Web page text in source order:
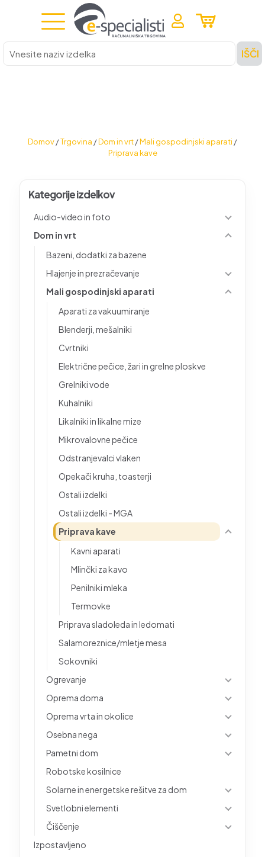
Vnesite
naziv
izdelka
IŠČI
Domov/Trgovina /Dom in vrt/Mali gospodinjski aparati /
Priprava kave
Kategorije izdelkov
Audio-video in foto
Dom in vrt
Bazeni, dodatki za bazene
Hlajenje in prezračevanje
Mali gospodinjski aparati
Aparati za vakuumiranje
Blenderji, mešalniki
Cvrtniki
Električne pečice, žari in grelne ploskve
Grelniki vode
Kuhalniki
Likalniki in likalne mize
Mikrovalovne pečice
Odstranjevalci vlaken
Opekači kruha, toasterji
Ostali izdelki
Ostali izdelki - MGA
Priprava kave
Kavni aparati
Mlinčki za kavo
Penilniki mleka
Termovke
Priprava sladoleda in ledomati
Salamoreznice/mletje mesa
Sokovniki
Ogrevanje
Oprema doma
Oprema vrta in okolice
Osebna nega
Pametni dom
Robotske kosilnice
Solarne in energetske rešitve za dom
Svetlobni elementi
Čiščenje
Izpostavljeno